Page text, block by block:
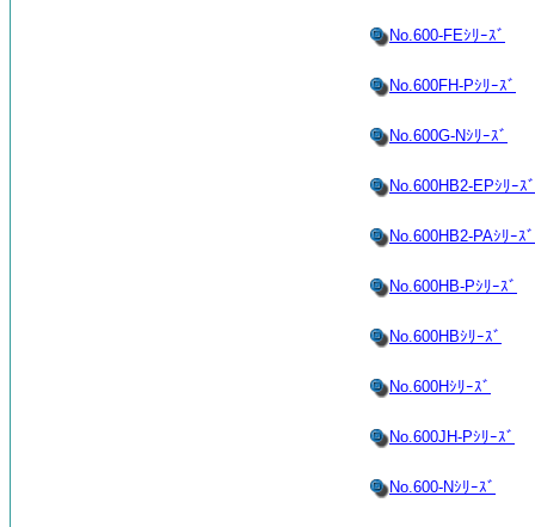
No.600-FEｼﾘｰｽﾞ
No.600FH-Pｼﾘｰｽﾞ
No.600G-Nｼﾘｰｽﾞ
No.600HB2-EPｼﾘｰｽﾞ
No.600HB2-PAｼﾘｰｽﾞ
No.600HB-Pｼﾘｰｽﾞ
No.600HBｼﾘｰｽﾞ
No.600Hｼﾘｰｽﾞ
No.600JH-Pｼﾘｰｽﾞ
No.600-Nｼﾘｰｽﾞ